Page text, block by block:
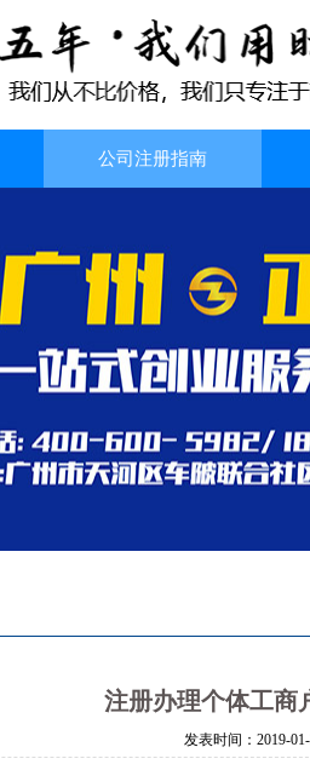
公司注册指南
注册办理个体工商
发表时间： 2019-